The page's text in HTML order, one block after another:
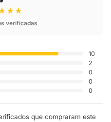
verificadas
10
2
0
0
0
que compraram este